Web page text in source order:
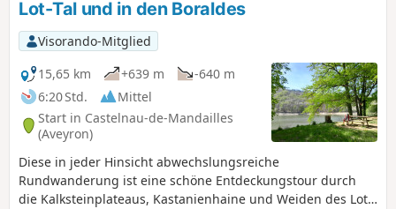
Lot-Tal und in den Boraldes
Visorando-Mitglied
15,65 km
+639 m
-640 m
6:20 Std.
Mittel
Start in Castelnau-de-Mandailles
(Aveyron)
Diese in jeder Hinsicht abwechslungsreiche
Rundwanderung ist eine schöne Entdeckungstour durch
die Kalksteinplateaus, Kastanienhaine und Weiden des Lot-